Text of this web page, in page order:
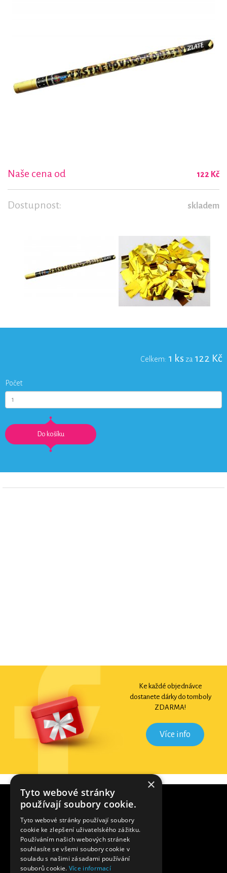
Naše cena od 122 Kč
Dostupnost: skladem
Celkem: 1 ks za 122 Kč
Počet
Ke každé objednávce
dostanete dárky do tomboly
ZDARMA!
Více info
×
Tyto webové stránky
používají soubory cookie.
Tyto webové stránky používají soubory
cookie ke zlepšení uživatelského zážitku.
Používáním našich webových stránek
souhlasíte se všemi soubory cookie v
souladu s našimi zásadami používání
souborů cookie. Více informací